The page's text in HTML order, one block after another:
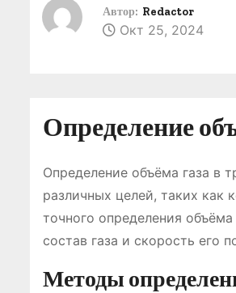
Автор: Redactor
Окт 25, 2024
Определение
Определение объёма газа в
различных целей, таких как
точного определения
состав газа и скорость его
Методы